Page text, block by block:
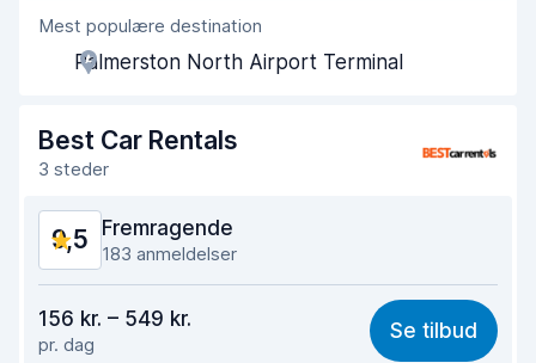
Agentens hjælpsomhed
Afhentningshastighed
Afleveringshastighed
Bilens tilstand
Mest populære destination
Palmerston North Airport Terminal
Best Car Rentals
3 steder
9,5 Fremragende
183 anmeldelser
9,5
Nemt at finde 9,1
156 kr. – 549 kr.
pr. dag
Se tilbud